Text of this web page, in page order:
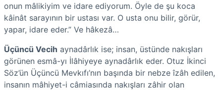
onun mâlikiyim ve idare ediyorum. Öyle de şu koca
kâinât sarayının bir ustası var. O usta onu bilir, görür,
yapar, idare eder.” Ve hâkezâ…
Üçüncü Vecih aynadârlık ise; insan, üstünde nakışları
görünen esmâ-yı İlâhiyeye aynadârlık eder. Otuz İkinci
Söz’ün Üçüncü Mevkıfı’nın başında bir nebze îzâh edilen,
insanın mâhiyet-i câmiasında nakışları zâhir olan